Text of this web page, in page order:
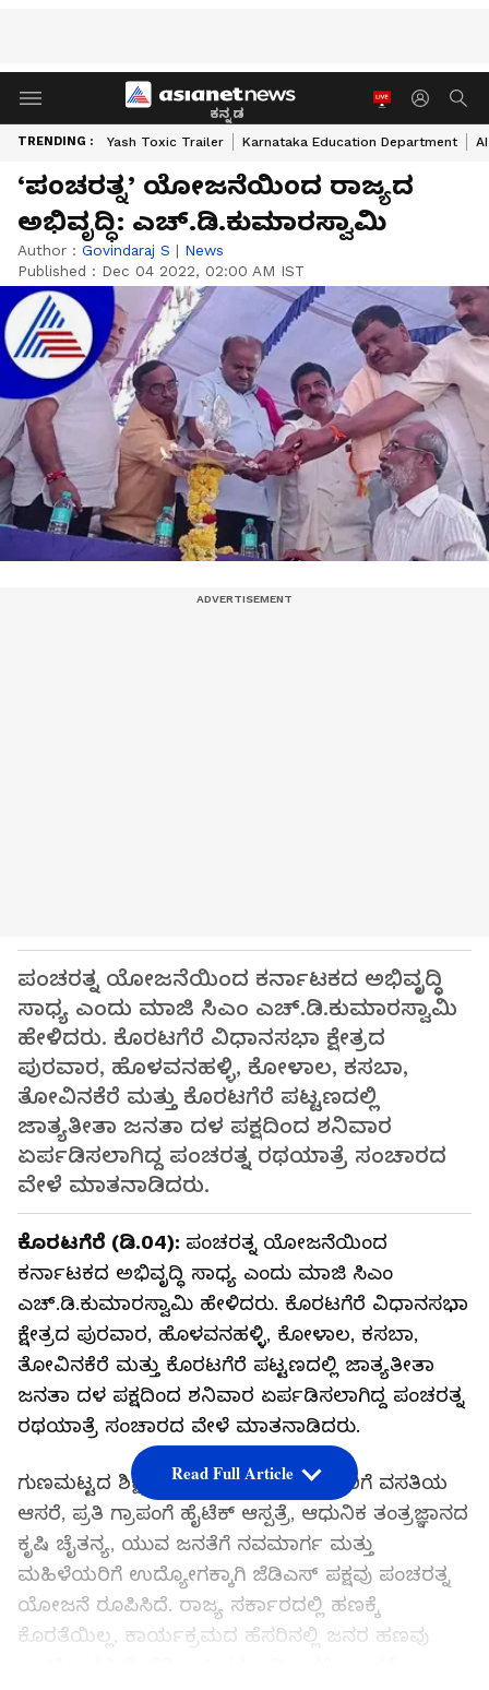
ಕನ್ನಡ
TRENDING : Yash Toxic Trailer Karnataka Education Department
‘ಪಂಚರತ್ನ’ ಯೋಜನೆಯಿಂದ ರಾಜ್ಯದ
ಅಭಿವೃದ್ಧಿ: ಎಚ್‌.ಡಿ.ಕುಮಾರಸ್ವಾಮಿ
Author : Govindaraj S | News
Published : Dec 04 2022, 02:00 AM IST
ಪಂಚರತ್ನ ಯೋಜನೆಯಿಂದ ಕರ್ನಾಟಕದ ಅಭಿವೃದ್ಧಿ
ಸಾಧ್ಯ ಎಂದು ಮಾಜಿ ಸಿಎಂ ಎಚ್‌.ಡಿ.ಕುಮಾರಸ್ವಾಮಿ
ಹೇಳಿದರು. ಕೊರಟಗೆರೆ ವಿಧಾನಸಭಾ ಕ್ಷೇತ್ರದ
ಪುರವಾರ, ಹೊಳವನಹಳ್ಳಿ, ಕೋಳಾಲ, ಕಸಬಾ,
ತೋವಿನಕೆರೆ ಮತ್ತು ಕೊರಟಗೆರೆ ಪಟ್ಟಣದಲ್ಲಿ
ಜಾತ್ಯತೀತಾ ಜನತಾ ದಳ ಪಕ್ಷದಿಂದ ಶನಿವಾರ
ಏರ್ಪಡಿಸಲಾಗಿದ್ದ ಪಂಚರತ್ನ ರಥಯಾತ್ರೆ ಸಂಚಾರದ
ವೇಳೆ ಮಾತನಾಡಿದರು.
ಕೊರಟಗೆರೆ (ಡಿ.04): ಪಂಚರತ್ನ ಯೋಜನೆಯಿಂದ
ಕರ್ನಾಟಕದ ಅಭಿವೃದ್ಧಿ ಸಾಧ್ಯ ಎಂದು ಮಾಜಿ ಸಿಎಂ
ಎಚ್‌.ಡಿ.ಕುಮಾರಸ್ವಾಮಿ ಹೇಳಿದರು. ಕೊರಟಗೆರೆ ವಿಧಾನಸಭಾ
ಕ್ಷೇತ್ರದ ಪುರವಾರ, ಹೊಳವನಹಳ್ಳಿ, ಕೋಳಾಲ, ಕಸಬಾ,
ತೋವಿನಕೆರೆ ಮತ್ತು ಕೊರಟಗೆರೆ ಪಟ್ಟಣದಲ್ಲಿ ಜಾತ್ಯತೀತಾ
ಜನತಾ ದಳ ಪಕ್ಷದಿಂದ ಶನಿವಾರ ಏರ್ಪಡಿಸಲಾಗಿದ್ದ ಪಂಚರತ್ನ
ರಥಯಾತ್ರೆ ಸಂಚಾರದ ವೇಳೆ ಮಾತನಾಡಿದರು.
ಗುಣಮಟ್ಟದ ಶಿಕ್ಷಣವೇ ಆಧುನಿಕ ಶಕ್ತಿ, ಬಡವರಿಗೆ ವಸತಿಯ
ಆಸರೆ, ಪ್ರತಿ ಗ್ರಾಪಂಗೆ ಹೈಟೆಕ್‌ ಆಸ್ಪತ್ರೆ, ಆಧುನಿಕ ತಂತ್ರಜ್ಞಾನದ
ಕೃಷಿ ಚೈತನ್ಯ, ಯುವ ಜನತೆಗೆ ನವಮಾರ್ಗ ಮತ್ತು
ಮಹಿಳೆಯರಿಗೆ ಉದ್ಯೋಗಕ್ಕಾಗಿ ಜೆಡಿಎಸ್‌ ಪಕ್ಷವು ಪಂಚರತ್ನ
ಯೋಜನೆ ರೂಪಿಸಿದೆ. ರಾಜ್ಯ ಸರ್ಕಾರದಲ್ಲಿ ಹಣಕ್ಕೆ
ಕೊರತೆಯಿಲ್ಲ, ಕಾರ್ಯಕ್ರಮದ ಹೆಸರಿನಲ್ಲಿ ಜನರ ಹಣವು
Read Full Article